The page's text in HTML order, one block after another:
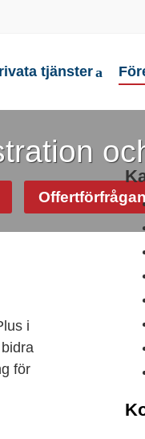
tjänster
Offertförfrågan
i
för